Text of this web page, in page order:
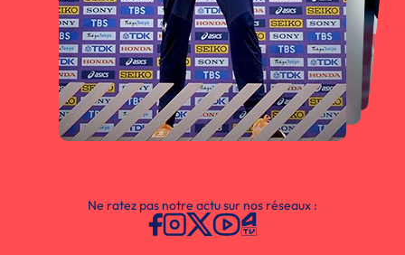
Ne ratez pas notre actu sur nos réseaux :